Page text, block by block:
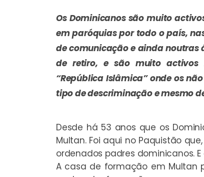
Os Dominicanos são muito
em paróquias por todo o país,
de comunicação e ainda noutras
de retiro, e são muito
“República Islâmica” onde os
tipo de descriminação e mesmo
Desde há 53 anos que os
Multan. Foi aqui no Paquistão
ordenados padres dominicanos.
A casa de formação em Multan